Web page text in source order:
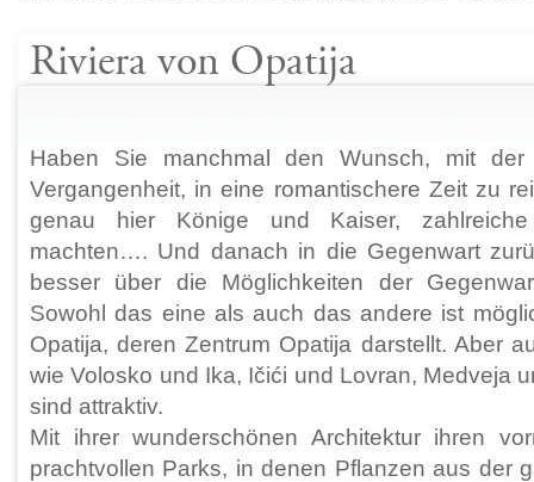
Riviera von Opatija
Haben Sie manchmal den Wunsch, mit
Vergangenheit, in eine romantischere Zeit zu
genau hier Könige und Kaiser, zahlreiche
machten…. Und danach in die Gegenwart
besser über die Möglichkeiten der
Sowohl das eine als auch das andere ist
Opatija, deren Zentrum Opatija darstellt. Aber
wie Volosko und Ika, Ičići und Lovran, Medveja
sind attraktiv.
Mit ihrer wunderschönen Architektur ihren
prachtvollen Parks, in denen Pflanzen aus der